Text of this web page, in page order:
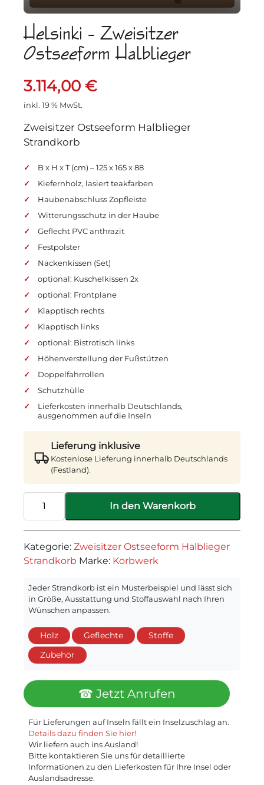
Helsinki – Zweisitzer
Ostseeform Halblieger
3.114,00 €
inkl. 19 % MwSt.
Zweisitzer Ostseeform Halblieger
Strandkorb
B x H x T (cm) – 125 x 165 x 88
Kiefernholz, lasiert teakfarben
Haubenabschluss Zopfleiste
Witterungsschutz in der Haube
Geflecht PVC anthrazit
Festpolster
Nackenkissen (Set)
optional: Kuschelkissen 2x
optional: Frontplane
Klapptisch rechts
Klapptisch links
optional: Bistrotisch links
Höhenverstellung der Fußstützen
Doppelfahrrollen
Schutzhülle
Lieferkosten innerhalb Deutschlands,
ausgenommen auf die Inseln
Lieferung inklusive
Kostenlose Lieferung innerhalb Deutschlands
(Festland).
Ostseeform
Halblieger
In den Warenkorb
Alternative:
Kategorie: Zweisitzer Ostseeform Halblieger
Strandkorb Marke: Korbwerk
Jeder Strandkorb ist ein Musterbeispiel und lässt sich
in Größe, Ausstattung und Stoffauswahl nach Ihren
Wünschen anpassen.
Holz Geflechte
Stoffe
Zubehör
☎ Jetzt Anrufen
Für Lieferungen auf Inseln fällt ein Inselzuschlag an.
Details dazu finden Sie hier!
Wir liefern auch ins Ausland!
Bitte kontaktieren Sie uns für detaillierte
Informationen zu den Lieferkosten für Ihre Insel oder
Auslandsadresse.